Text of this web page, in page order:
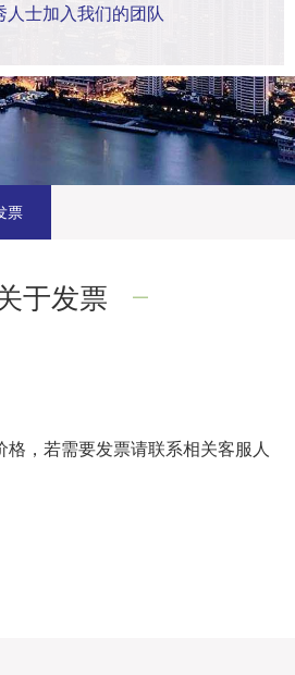
人士加入我们的团队
票
于发票
，若需要发票请联系相关客服人